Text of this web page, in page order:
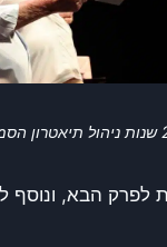
הבא, ונוסף